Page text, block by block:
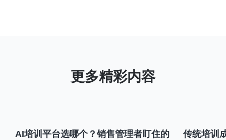
AI培训平台选哪个？销售管理者盯住的
传统培训